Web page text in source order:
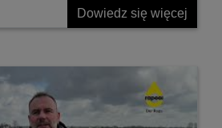
Dowiedz się więcej